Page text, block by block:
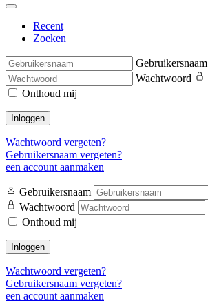
Recent
Zoeken
Gebruikersnaam
Wachtwoord
Onthoud mij
Inloggen
Wachtwoord vergeten?
Gebruikersnaam vergeten?
een account aanmaken
Gebruikersnaam
Wachtwoord
Onthoud mij
Inloggen
Wachtwoord vergeten?
Gebruikersnaam vergeten?
een account aanmaken